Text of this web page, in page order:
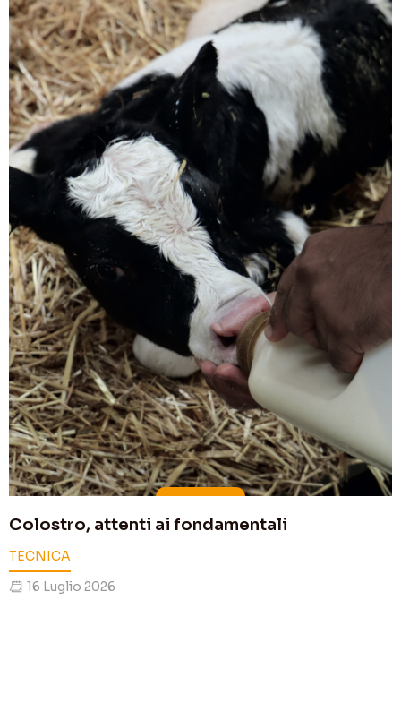
Colostro, attenti ai fondamentali
TECNICA
16 Luglio 2026